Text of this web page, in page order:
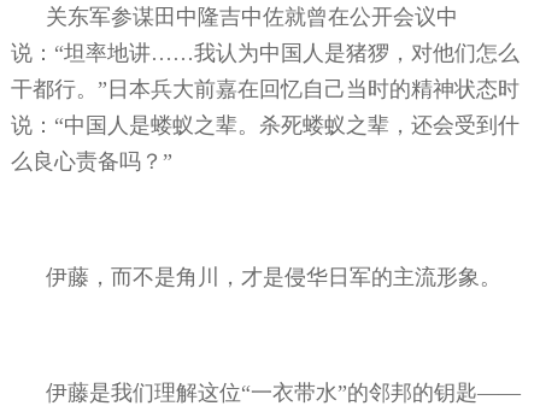
关东军参谋田中隆吉中佐就曾在公开会议中
说：“坦率地讲……我认为中国人是猪猡，对他们怎么
干都行。”日本兵大前嘉在回忆自己当时的精神状态时
说：“中国人是蝼蚁之辈。杀死蝼蚁之辈，还会受到什
么良心责备吗？”
伊藤，而不是角川，才是侵华日军的主流形象。
伊藤是我们理解这位“一衣带水”的邻邦的钥匙——